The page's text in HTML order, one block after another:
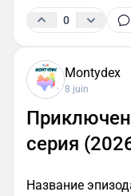
0
Montydex
8 juin
серия
Название